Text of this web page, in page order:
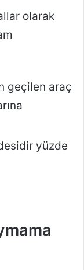
olarak
geçilen araç
yüzde